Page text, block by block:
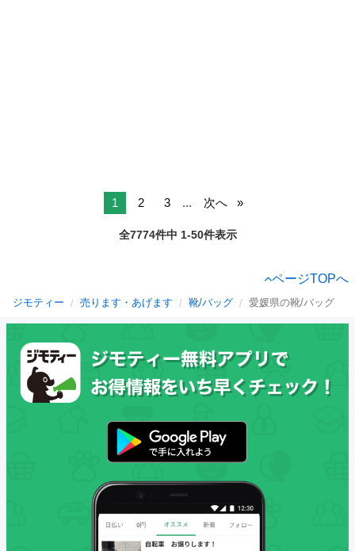
1 2 3 ... 次へ
全7774件中 1-50件表示
ページTOPへ
ジモティー 売ります・あげます 靴/バッグ 愛媛県の靴/バッグ